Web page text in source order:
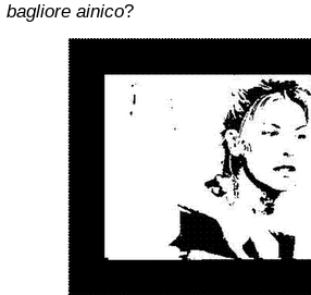
bagliore ainico?